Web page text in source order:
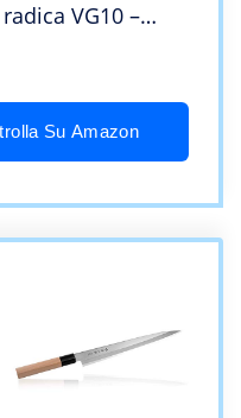
VG10 –
per Coltello in
Su Amazon